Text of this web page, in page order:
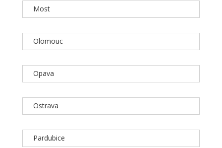
Most
Olomouc
Opava
Ostrava
Pardubice